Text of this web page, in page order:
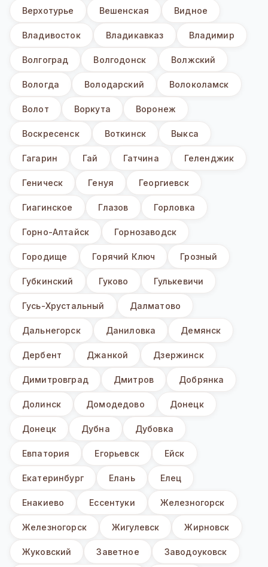
Верхотурье Вешенская Видное
Владивосток Владикавказ Владимир
Волгоград Волгодонск Волжский
Вологда Володарский Волоколамск
Волот Воркута Воронеж
Воскресенск Воткинск Выкса
Гагарин Гай Гатчина Геленджик
Геническ Генуя Георгиевск
Гиагинское Глазов Горловка
Горно-Алтайск Горнозаводск
Городище Горячий Ключ Грозный
Губкинский Гуково Гулькевичи
Гусь-Хрустальный Далматово
Дальнегорск Даниловка Демянск
Дербент Джанкой Дзержинск
Димитровград Дмитров Добрянка
Долинск Домодедово Донецк
Донецк Дубна Дубовка
Евпатория Егорьевск Ейск
Екатеринбург Елань Елец
Енакиево Ессентуки Железногорск
Железногорск Жигулевск Жирновск
Жуковский Заветное Заводоуковск